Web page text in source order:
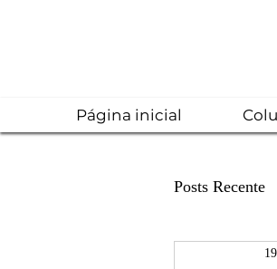
Página inicial
Posts Recente
Coluna